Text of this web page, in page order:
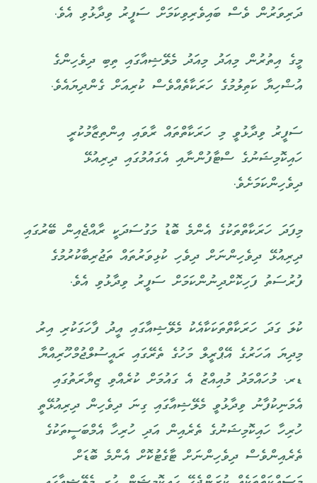
ދަރިވަރުން ވެސް ބައިވެރިވިކަމަށް ސަފީރު ވިދާޅުވި އެވެ.
މީގެ އިތުރުން މިއަދު މިއަދު މެލޭޝިއާގައި ތިބި ދިވެހިންގެ
އުޟްހިޔާ ކަތިލުމުގެ ހަރަކާތެއްވެސް ކުރިއަށް ގެންދިޔައެވެ.
ސަފީރު ވިދާޅުވީ މި ހަރަކާތްތައް ރާވައި އިންތިޒާމުކުރީ
ހައިކޮމިޝަނުގެ ސްޓާފުންނާއި އެގައުމުގައި ދިރިއުޅޭ
ދިވެހިންކަމަށެވެ.
މިފަދަ ހަރަކާތްތަކުގެ އެންމެ ބޮޑު މަގުސަދަކީ ރާއްޖެއިން ބޭރުގައި
ދިރިއުޅޭ ދިވެހިންނަށް ދިވެހި ކުޅިވަރުތައް ތަޖުރިބާކުރުމުގެ
ފުރުސަތު ފަހިކޮށްދިނުންކަމަށް ސަފީރު ވިދާޅުވި އެވެ.
ކުލަ ގަދަ ހަރަކާތްތަކަކާއެކު މެލޭޝިއާގައި އީދު ފާހަގަކުރި އިރު
މިދިޔަ އަހަރުގެ އޭޕްރީލް މަހުގެ ތެރޭގައި ރައީސުލްޖުމްހޫރިއްޔާ
ޑރ. މުހައްމަދު މުއިއްޒު އެ ގައުމަށް ކުރެއްވި ޒިޔާރަތުގައި
އެމަނިކުފާނު ވިދާޅުވީ މެލޭޝިއާގައި ގިނަ ދިވެހިން ދިރިއުޅޭތީ
ހުރިހާ ހައިކޮމިޝަނުގެ ތެރެއިން އަދި ހުރިހާ އެމްބަސީތަކުގެ
ތެރެއިންވެސް ދިވެހިންނަށް ޓާގެޓުކޮށް އެންމެ ބޮޑަށް